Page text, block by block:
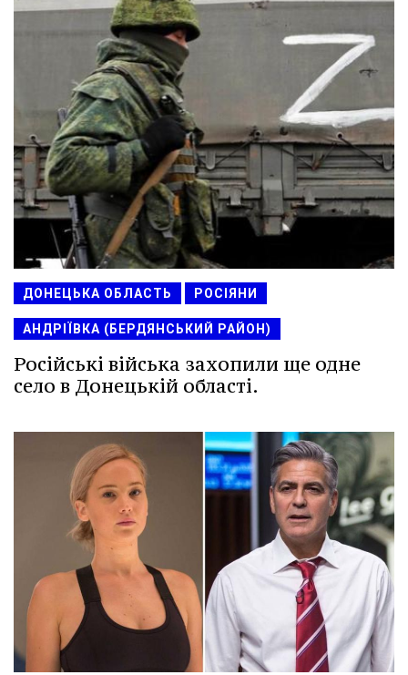
ДОНЕЦЬКА ОБЛАСТЬ РОСІЯНИ
АНДРІЇВКА (БЕРДЯНСЬКИЙ РАЙОН)
Російські війська захопили ще одне
село в Донецькій області.